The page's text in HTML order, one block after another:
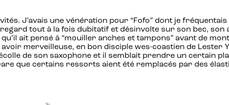
J’avais une vénération pour “Fofo” dont je
tout à la fois dubitatif et désinvolte sur son bec, son
ait pensé à “mouiller anches et tampons” avant de
merveilleuse, en bon disciple wes-coastien de Lester
de son saxophone et il semblait prendre un certain
que certains ressorts aient été remplacés par des